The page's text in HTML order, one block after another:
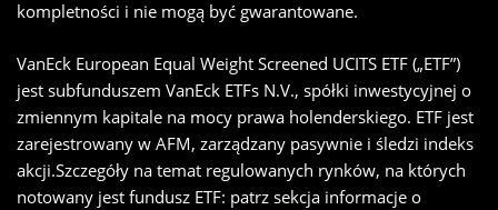
kompletności i nie mogą być gwarantowane.
VanEck European Equal Weight Screened UCITS ETF („ETF”)
jest subfunduszem VanEck ETFs N.V., spółki inwestycyjnej o
zmiennym kapitale na mocy prawa holenderskiego. ETF jest
zarejestrowany w AFM, zarządzany pasywnie i śledzi indeks
akcji.Szczegóły na temat regulowanych rynków, na których
notowany jest fundusz ETF: patrz sekcja informacje o